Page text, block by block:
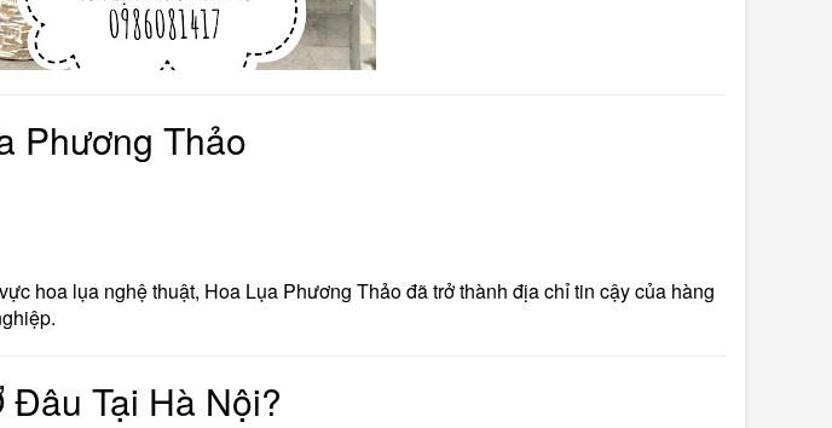
Phương Thảo
hoa lụa nghệ thuật, Hoa Lụa Phương Thảo đã trở thành địa chỉ tin cậy của hàng
Tại Hà Nội?